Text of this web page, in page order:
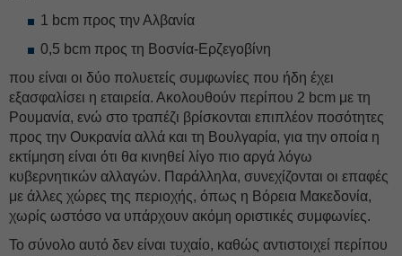
1 bcm προς την Αλβανία
0,5 bcm προς τη Βοσνία-Ερζεγοβίνη
που είναι οι δύο πολυετείς συμφωνίες που ήδη έχει
εξασφαλίσει η εταιρεία. Ακολουθούν περίπου 2 bcm με τη
Ρουμανία, ενώ στο τραπέζι βρίσκονται επιπλέον ποσότητες
προς την Ουκρανία αλλά και τη Βουλγαρία, για την οποία η
εκτίμηση είναι ότι θα κινηθεί λίγο πιο αργά λόγω
κυβερνητικών αλλαγών. Παράλληλα, συνεχίζονται οι επαφές
με άλλες χώρες της περιοχής, όπως η Βόρεια Μακεδονία,
χωρίς ωστόσο να υπάρχουν ακόμη οριστικές συμφωνίες.
Το σύνολο αυτό δεν είναι τυχαίο, καθώς αντιστοιχεί περίπου